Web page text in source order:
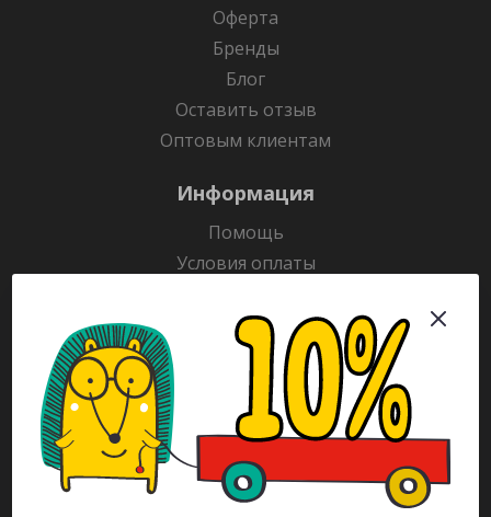
Оферта
Бренды
Блог
Оставить отзыв
Оптовым клиентам
Информация
Помощь
Условия оплаты
Гарантия на товар
Раскраски
Рекламодателям
Каталог
Будьте всегда в курсе!